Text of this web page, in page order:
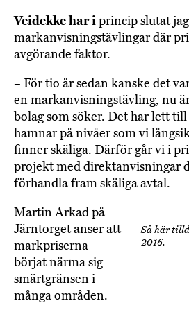
Veidekke har iprincip slutat
markanvisningstävlingar där
avgörande faktor.
– För tio år sedan kanske det
en markanvisningstävling, nu
bolag som söker. Det har lett
hamnar på nivåer som vi
finner skäliga. Därför går vi i
projekt med direktanvisningar
förhandla fram skäliga avtal.
Så här
2016.
Martin Arkad på
Järntorget anser att
markpriserna
börjat närma sig
smärtgränsen i
många områden.